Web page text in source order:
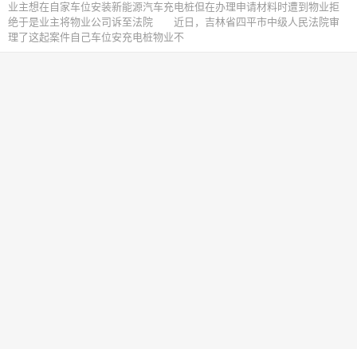
业主想在自家车位安装新能源汽车充电桩但在办理申请材料时遭到物业拒
绝于是业主将物业公司诉至法院 近日，吉林省四平市中级人民法院审
理了这起案件自己车位安充电桩物业不